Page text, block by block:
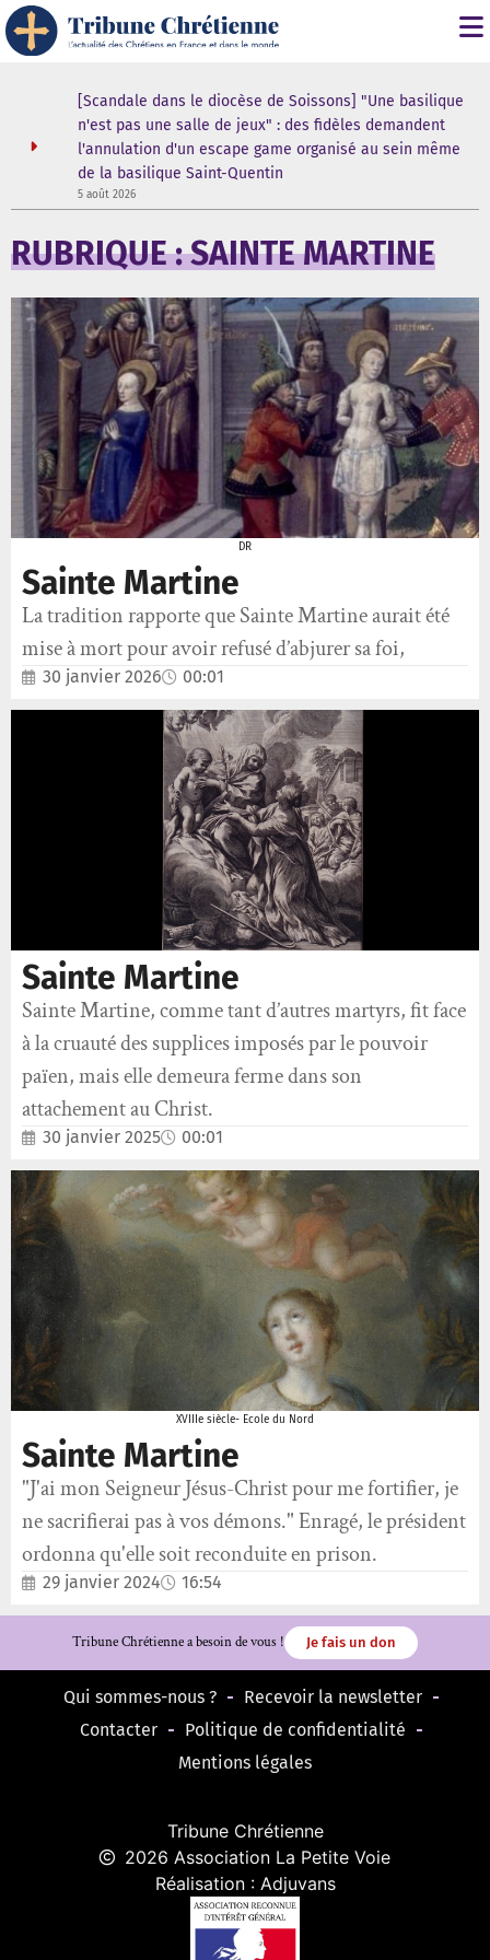
[Scandale dans le diocèse de Soissons] "Une basilique
n'est pas une salle de jeux" : des fidèles demandent
l'annulation d'un escape game organisé au sein même
de la basilique Saint-Quentin
5 août 2026
RUBRIQUE : SAINTE MARTINE
DR
Sainte Martine
La tradition rapporte que Sainte Martine aurait été
mise à mort pour avoir refusé d’abjurer sa foi,
30 janvier 2026 00:01
Sainte Martine
Sainte Martine, comme tant d’autres martyrs, fit face
à la cruauté des supplices imposés par le pouvoir
païen, mais elle demeura ferme dans son
attachement au Christ.
30 janvier 2025 00:01
XVIIIe siècle- Ecole du Nord
Sainte Martine
"J'ai mon Seigneur Jésus-Christ pour me fortifier, je
ne sacrifierai pas à vos démons." Enragé, le président
ordonna qu'elle soit reconduite en prison.
29 janvier 2024 16:54
Tribune Chrétienne a besoin de vous ! Je fais un don
Qui sommes-nous ?
Recevoir la newsletter
Contacter
Politique de confidentialité
Mentions légales
Tribune Chrétienne
2026 Association La Petite Voie
Réalisation : Adjuvans